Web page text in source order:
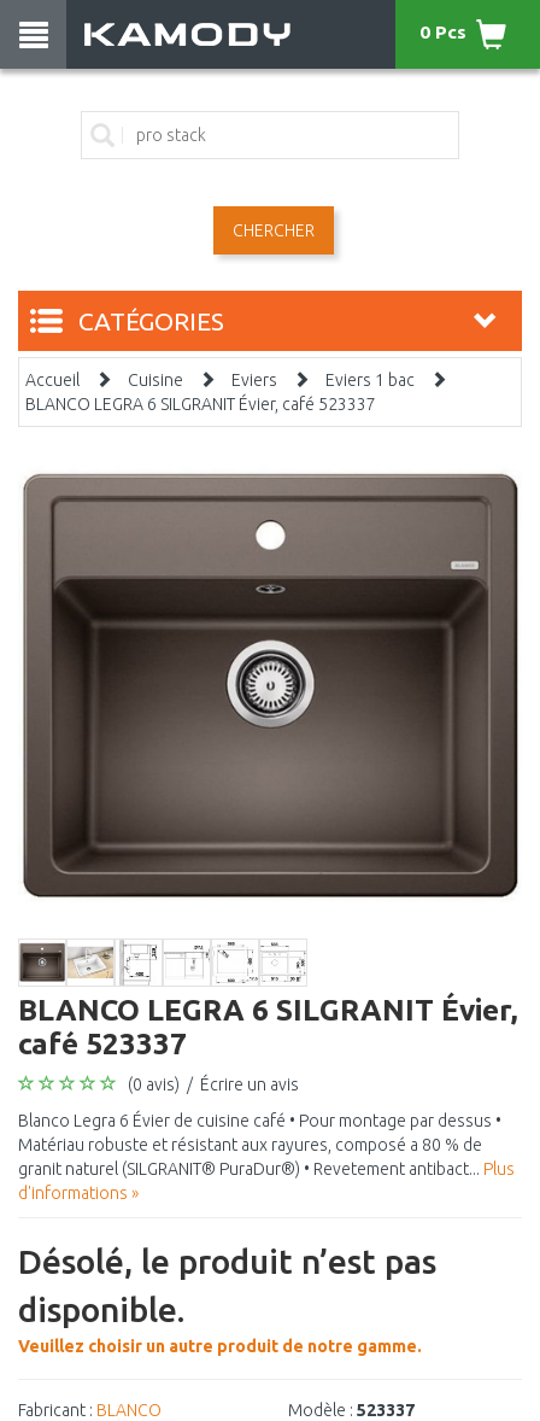
CHERCHER
0 Pcs
CATÉGORIES
Accueil Cuisine Eviers
Eviers 1 bac
BLANCO LEGRA 6 SILGRANIT Évier, café 523337
BLANCO LEGRA 6 SILGRANIT Évier,
café 523337
(0 avis) / Écrire un avis
Blanco Legra 6 Évier de cuisine café • Pour montage par dessus •
Matériau robuste et résistant aux rayures, composé a 80 % de
granit naturel (SILGRANIT® PuraDur®) • Revetement antibact... Plus
d'informations »
Désolé, le produit n’est pas
disponible.
Veuillez choisir un autre produit de notre gamme.
Fabricant : BLANCO Modèle : 523337